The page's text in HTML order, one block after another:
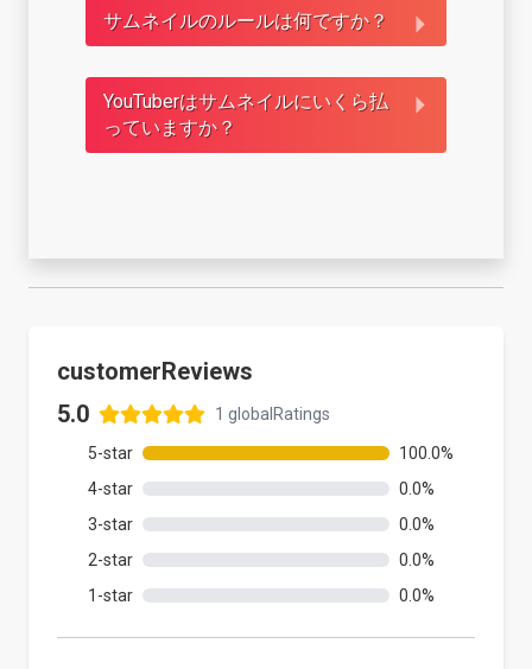
サムネイルのルールは何ですか？
YouTuberはサムネイルにいくら払
っていますか？
customerReviews
5.0
1 globalRatings
5-star 100.0%
4-star 0.0%
3-star 0.0%
2-star 0.0%
1 -star 0.0%